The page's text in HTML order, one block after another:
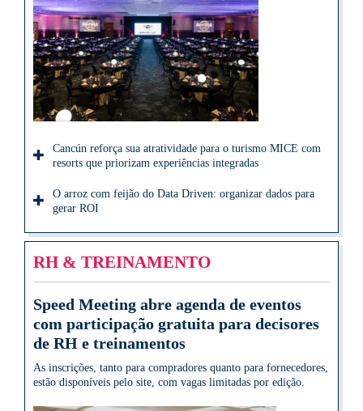
Cancún reforça sua atratividade para o turismo MICE com
resorts que priorizam experiências integradas
O arroz com feijão do Data Driven: organizar dados para
gerar ROI
RH & TREINAMENTO
Speed Meeting abre agenda de eventos
com participação gratuita para decisores
de RH e treinamentos
As inscrições, tanto para compradores quanto para fornecedores,
estão disponíveis pelo site, com vagas limitadas por edição.